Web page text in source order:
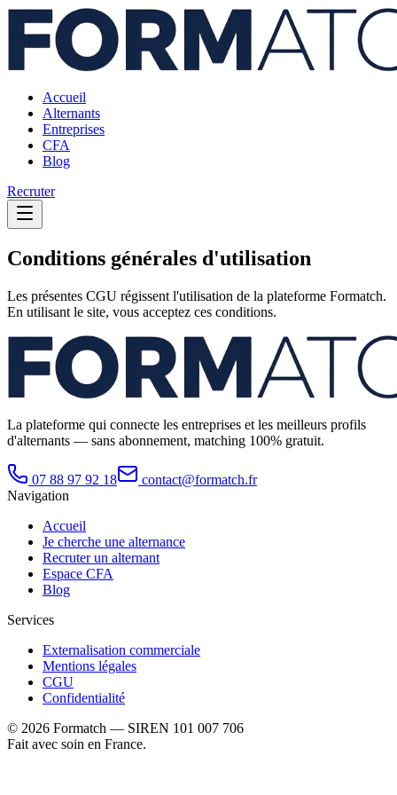
Accueil
Alternants
Entreprises
CFA
Blog
Recruter
Conditions générales d'utilisation
Les présentes CGU régissent l'utilisation de la plateforme Formatch.
En utilisant le site, vous acceptez ces conditions.
La plateforme qui connecte les entreprises et les meilleurs profils
d'alternants — sans abonnement, matching 100% gratuit.
07 88 97 92 18
contact@formatch.fr
Navigation
Accueil
Je cherche une alternance
Recruter un alternant
Espace CFA
Blog
Services
Externalisation commerciale
Mentions légales
CGU
Confidentialité
© 2026 Formatch — SIREN 101 007 706
Fait avec soin en France.